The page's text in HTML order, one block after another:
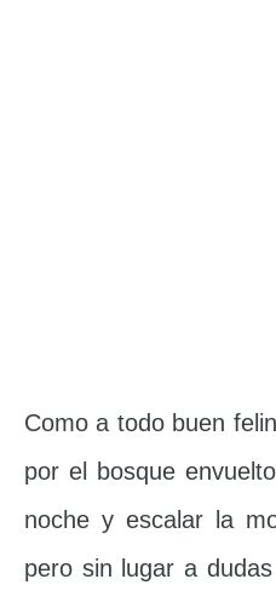
Como a todo buen
por el bosque
noche y escalar la
pero sin lugar a